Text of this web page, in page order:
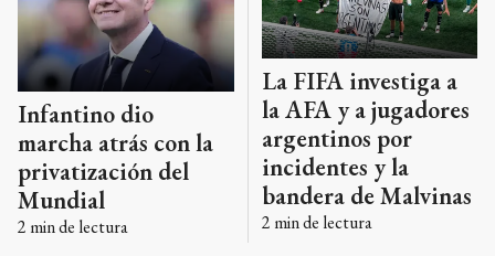
Infantino dio
marcha atrás con la
privatización del
Mundial
2 min de lectura
La FIFA investiga a
la AFA y a jugadores
argentinos por
incidentes y la
bandera de Malvinas
2 min de lectura